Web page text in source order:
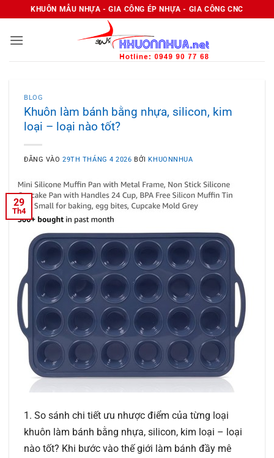
qua
nội
KHUÔN MẪU NHỰA - GIA CÔNG ÉP NHỰA - GIA CÔNG CNC
BLOG
Khuôn làm bánh bằng nhựa, silicon, kim
loại – loại nào tốt?
ĐĂNG VÀO29TH THÁNG 4 2026 BỞIKHUONNHUA
29
Th4
1. So sánh chi tiết ưu nhược điểm của từng loại
khuôn làm bánh bằng nhựa, silicon, kim loại – loại
nào tốt? Khi bước vào thế giới làm bánh đầy mê